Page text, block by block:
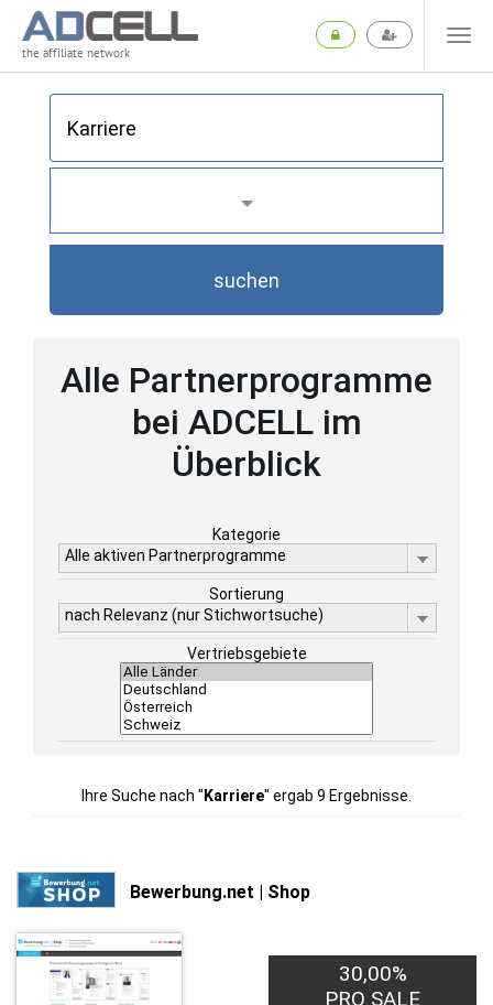
the affiliate network
suchen
Alle Partnerprogramme
bei ADCELL im
Überblick
Kategorie
Alle aktiven Partnerprogramme
Sortierung
nach Relevanz (nur Stichwortsuche)
Vertriebsgebiete
Ihre Suche nach " Karriere" ergab 9 Ergebnisse.
Bewerbung.net | Shop
30,00%
PRO SALE